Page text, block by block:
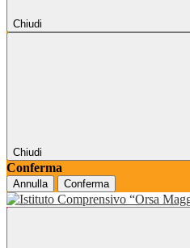
Chiudi
Chiudi
Conferma
Annulla Conferma